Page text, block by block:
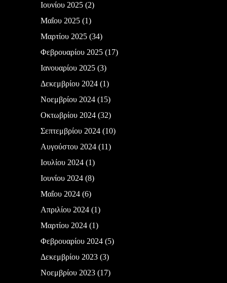
Ιουνίου 2025(2)
Μαΐου 2025(1)
Μαρτίου 2025(34)
Φεβρουαρίου 2025(17)
Ιανουαρίου 2025(3)
Δεκεμβρίου 2024(1)
Νοεμβρίου 2024(15)
Οκτωβρίου 2024(32)
Σεπτεμβρίου 2024(10)
Αυγούστου 2024(11)
Ιουλίου 2024(1)
Ιουνίου 2024(8)
Μαΐου 2024(6)
Απριλίου 2024(1)
Μαρτίου 2024(1)
Φεβρουαρίου 2024(5)
Δεκεμβρίου 2023(3)
Νοεμβρίου 2023(17)